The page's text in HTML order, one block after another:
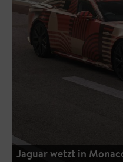
Jaguar wetzt in